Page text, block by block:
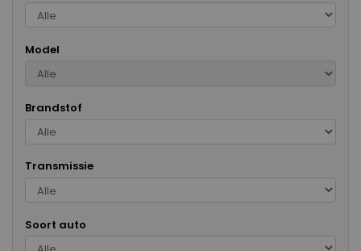
Model
Brandstof
Transmissie
Soort auto